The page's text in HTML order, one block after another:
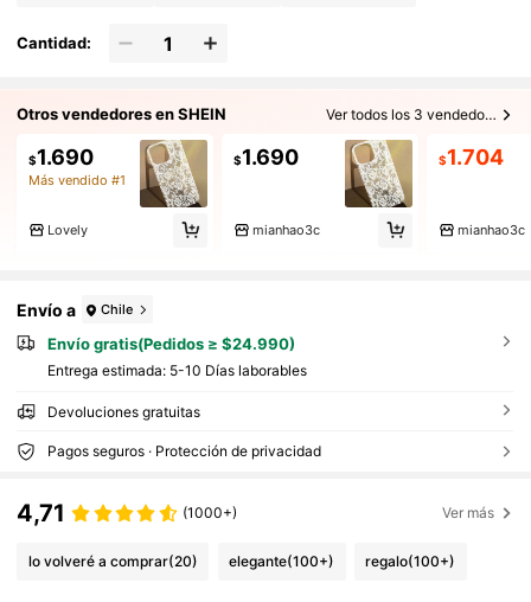
Cantidad:
Otros vendedores en SHEIN Ver todos los 3 vendedores
$1.690
Más vendido #1
Lovely
$1.690
mianhao3c
$1.704
mianhao3c
Envío a Chile
Envío gratis(Pedidos ≥ $24.990)
Entrega estimada: 5-10 Días laborables
Devoluciones gratuitas
Pagos seguros · Protección de privacidad
4,71 (1000+) Ver más
lo volveré a comprar(20) elegante(100+) regalo(100+)